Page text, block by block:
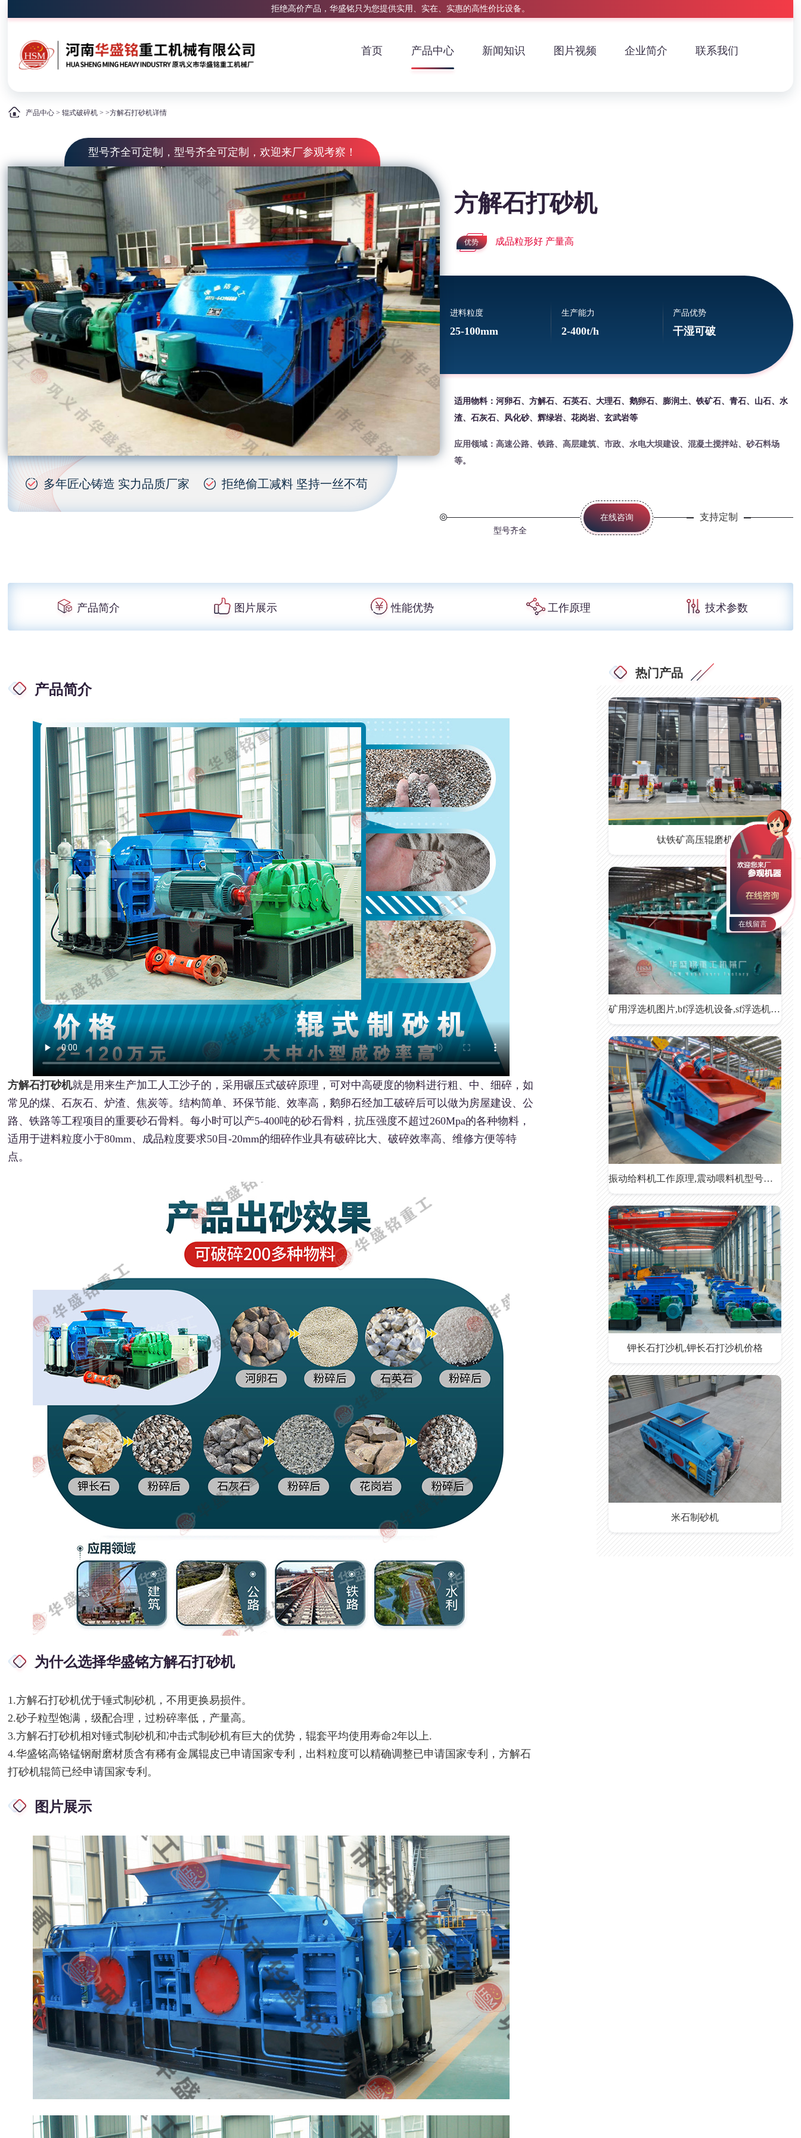
拒绝高价产品，华盛铭只为您提供实用、实在、实惠的高性价比设备。
首页 产品中心 新闻知识 图片视频 企业简介 联系我们
产品中心 >辊式破碎机 > >方解石打砂机详情
型号齐全可定制，型号齐全可定制，欢迎来厂参观考察！
多年匠心铸造 实力品质厂家 拒绝偷工减料 坚持一丝不苟
方解石打砂机
优势 成品粒形好 产量高
进料粒度
25-100mm
生产能力
2-400t/h
产品优势
干湿可破
适用物料：河卵石、方解石、石英石、大理石、鹅卵石、膨润土、铁矿石、青石、山石、水
渣、石灰石、风化砂、辉绿岩、花岗岩、玄武岩等
应用领域：高速公路、铁路、高层建筑、市政、水电大坝建设、混凝土搅拌站、砂石料场
等。
型号齐全
在线咨询 支持定制
产品简介 图片展示 性能优势 工作原理 技术参数
产品简介
方解石打砂机就是用来生产加工人工沙子的，采用碾压式破碎原理，可对中高硬度的物料进行粗、中、细碎，如
常见的煤、石灰石、炉渣、焦炭等。结构简单、环保节能、效率高，鹅卵石经加工破碎后可以做为房屋建设、公
路、铁路等工程项目的重要砂石骨料。每小时可以产5-400吨的砂石骨料，抗压强度不超过260Mpa的各种物料，
适用于进料粒度小于80mm、成品粒度要求50目-20mm的细碎作业具有破碎比大、破碎效率高、维修方便等特
点。
为什么选择华盛铭方解石打砂机
1.方解石打砂机优于锤式制砂机，不用更换易损件。
2.砂子粒型饱满，级配合理，过粉碎率低，产量高。
3.方解石打砂机相对锤式制砂机和冲击式制砂机有巨大的优势，辊套平均使用寿命2年以上.
4.华盛铭高铬锰钢耐磨材质含有稀有金属辊皮已申请国家专利，出料粒度可以精确调整已申请国家专利，方解石
打砂机辊筒已经申请国家专利。
图片展示
热门产品
钛铁矿高压辊磨机
矿用浮选机图片,bf浮选机设备,sf浮选机型号
振动给料机工作原理,震动喂料机型号参数
钾长石打沙机,钾长石打沙机价格
米石制砂机
在线留言